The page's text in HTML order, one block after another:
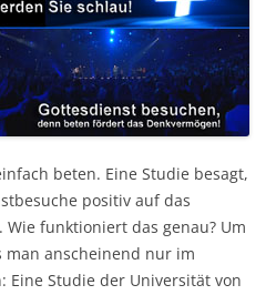
beten. Eine Studie besagt,
positiv auf das
Wie funktioniert das genau? Um
man anscheinend nur im
Eine Studie der Universität von